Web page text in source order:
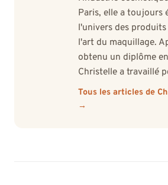
Paris, elle a toujours
l'univers des
l'art du maquillage.
obtenu un diplôme
Christelle a travaillé
Tous les articles de
→